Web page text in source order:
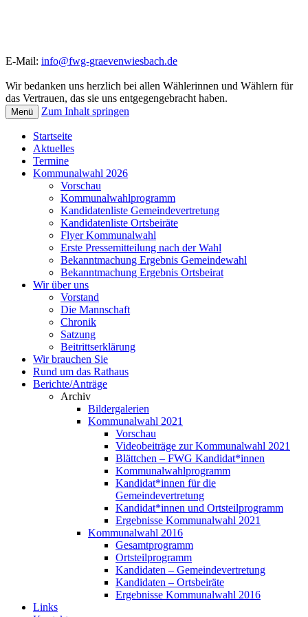
E-Mail: info@fwg-graevenwiesbach.de
Wir bedanken uns herzlich bei allen Wählerinnen und Wählern für
das Vertrauen, das sie uns entgegengebracht haben.
Menü Zum Inhalt springen
Startseite
Aktuelles
Termine
Kommunalwahl 2026
Vorschau
Kommunalwahlprogramm
Kandidatenliste Gemeindevertretung
Kandidatenliste Ortsbeiräte
Flyer Kommunalwahl
Erste Pressemitteilung nach der Wahl
Bekanntmachung Ergebnis Gemeindewahl
Bekanntmachung Ergebnis Ortsbeirat
Wir über uns
Vorstand
Die Mannschaft
Chronik
Satzung
Beitrittserklärung
Wir brauchen Sie
Rund um das Rathaus
Berichte/Anträge
Archiv
Bildergalerien
Kommunalwahl 2021
Vorschau
Videobeiträge zur Kommunalwahl 2021
Blättchen – FWG Kandidat*innen
Kommunalwahlprogramm
Kandidat*innen für die
Gemeindevertretung
Kandidat*innen und Ortsteilprogramm
Ergebnisse Kommunalwahl 2021
Kommunalwahl 2016
Gesamtprogramm
Ortsteilprogramm
Kandidaten – Gemeindevertretung
Kandidaten – Ortsbeiräte
Ergebnisse Kommunalwahl 2016
Links